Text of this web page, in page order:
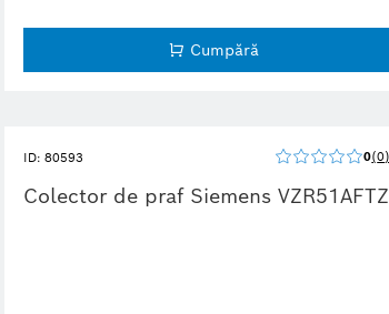
Cumpără
ID: 80593 0 0
Colector de praf Siemens VZR51AFTZ